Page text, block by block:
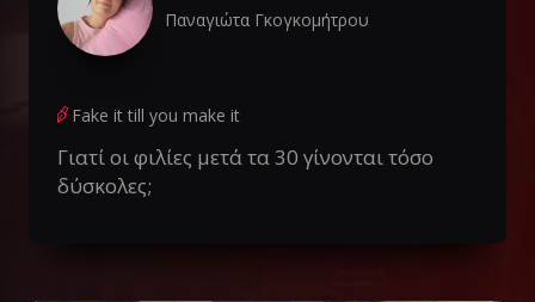
Παναγιώτα Γκογκομήτρου
Fake it till you make it
Γιατί οι φιλίες μετά τα 30 γίνονται τόσο
δύσκολες;